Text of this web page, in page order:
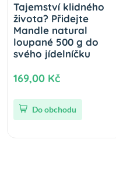
Tajemství klidného
života? Přidejte
Mandle natural
loupané 500 g do
svého jídelníčku
169,00 Kč
Do obchodu